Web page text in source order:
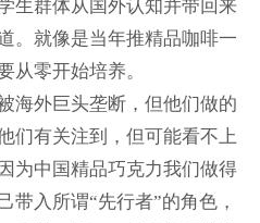
生群体从国外认知并带回来
。就像是当年推精品咖啡一
从零开始培养。
海外巨头垄断，但他们做的
们有关注到，但可能看不上
为中国精品巧克力我们做得
带入所谓“先行者”的角色，